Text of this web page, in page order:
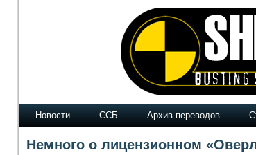
Новости ССБ Архив переводов
Немного о лицензионном